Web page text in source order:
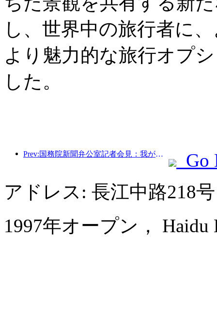
し、世界中の旅行者に
より魅力的な旅行オプ
した。
Prev:国務院新聞弁公室記者会見：我が国の越境旅行収入は今年上半期に42％増加した
Go
アドレス: 長江中路218
1997年オープン， Haidu